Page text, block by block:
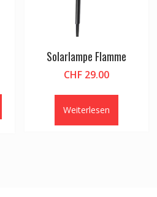
Solarlampe Flamme
CHF 29.00
Weiterlesen